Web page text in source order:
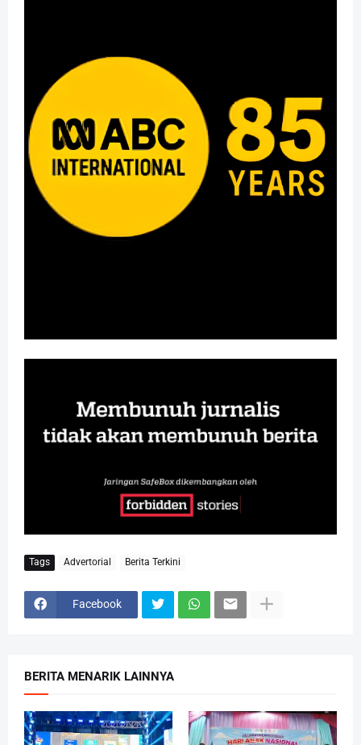
Tags Advertorial Berita Terkini
Facebook
BERITA MENARIK LAINNYA